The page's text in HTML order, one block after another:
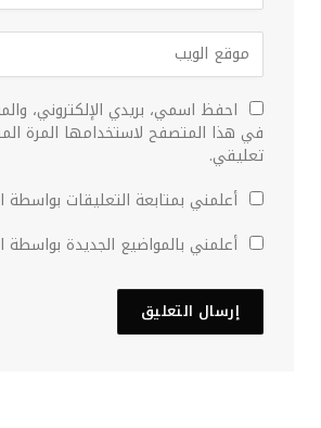
احفظ اسمي، بريدي الإلكتروني،
في هذا المتصفح لاستخدامها المرة
تعليقي.
أعلمني بمتابعة التعليقات بواسطة
أعلمني بالمواضيع الجديدة بواسطة